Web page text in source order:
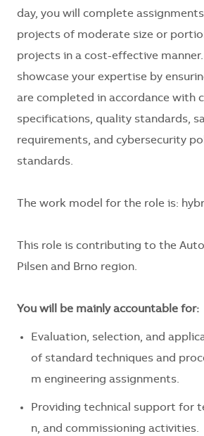
day, you will complete
projects of moderate size or
projects in a cost-effective
showcase your expertise by
are completed in accordance with
specifications, quality standards,
requirements, and cybersecurity
standards.
The work model for the role is:
This role is contributing to the
Pilsen and Brno region.
You will be mainly accountable for:
Evaluation, selection, and
of standard techniques and
m engineering assignments.
Providing technical support for
n, and commissioning activities.